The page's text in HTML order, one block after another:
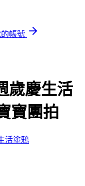
帳號
歲慶生活
寶團拍
活塗鴉